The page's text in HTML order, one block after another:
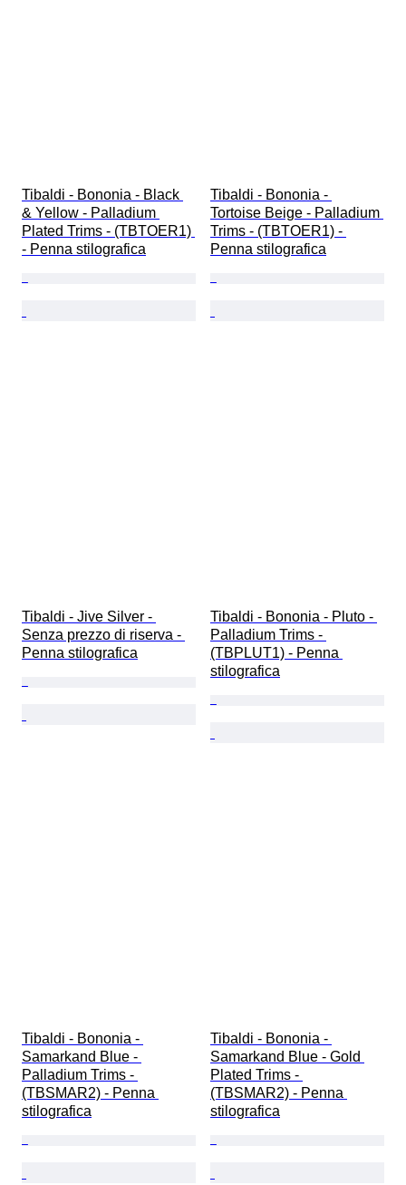
Tibaldi - Bononia - Black
& Yellow - Palladium
Plated Trims - (TBTOER1)
- Penna stilografica
Tibaldi - Bononia -
Tortoise Beige - Palladium
Trims - (TBTOER1) -
Penna stilografica
Tibaldi - Jive Silver -
Senza prezzo di riserva -
Penna stilografica
Tibaldi - Bononia - Pluto -
Palladium Trims -
(TBPLUT1) - Penna
stilografica
Tibaldi - Bononia -
Samarkand Blue -
Palladium Trims -
(TBSMAR2) - Penna
stilografica
Tibaldi - Bononia -
Samarkand Blue - Gold
Plated Trims -
(TBSMAR2) - Penna
stilografica